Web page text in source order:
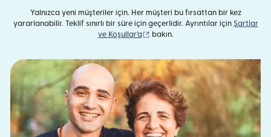
Yalnızca yeni müşteriler için. Her müşteri bu fırsattan bir kez
yararlanabilir. Teklif sınırlı bir süre için geçerlidir. Ayrıntılar için Şartlar
ve Koşullar'a
(yeni pencerede açılır)
bakın.